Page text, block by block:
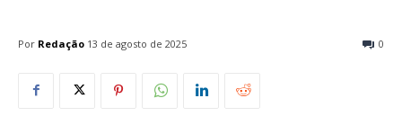
Por Redação 0
13 de agosto de 2025